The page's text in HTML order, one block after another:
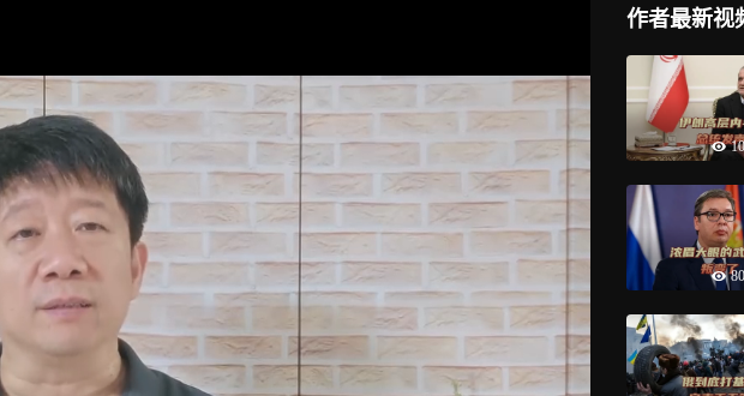
作者最新视